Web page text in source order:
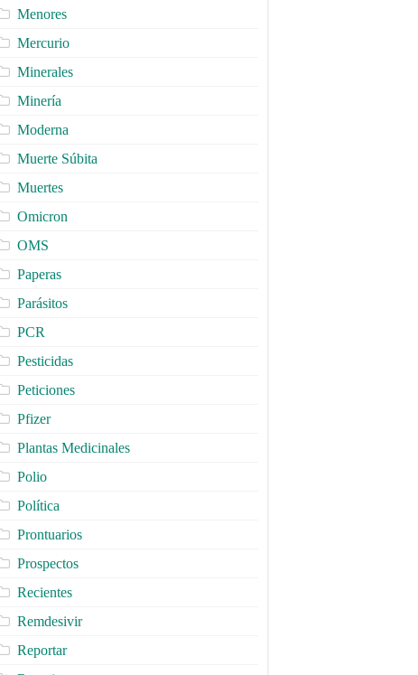
Menores
Mercurio
Minerales
Minería
Moderna
Muerte Súbita
Muertes
Omicron
OMS
Paperas
Parásitos
PCR
Pesticidas
Peticiones
Pfizer
Plantas Medicinales
Polio
Política
Prontuarios
Prospectos
Recientes
Remdesivir
Reportar